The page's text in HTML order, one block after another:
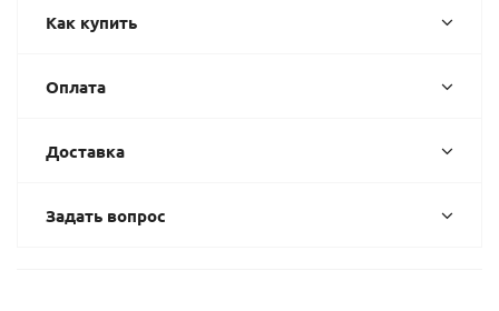
Как купить
Оплата
Доставка
Задать вопрос